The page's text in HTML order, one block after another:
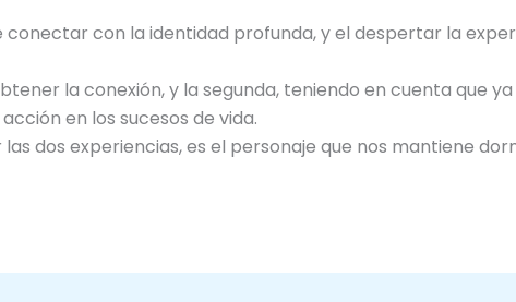
con la identidad profunda, y el despertar la
la conexión, y la segunda, teniendo en cuenta que
en los sucesos de vida.
dos experiencias, es el personaje que nos mantiene